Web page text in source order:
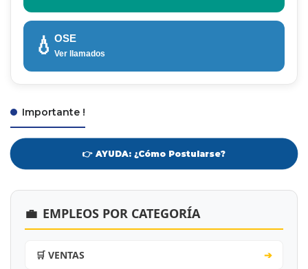
💧 OSE
Ver llamados
Importante !
👉 AYUDA: ¿Cómo Postularse?
💼 EMPLEOS POR CATEGORÍA
🛒 VENTAS ➔